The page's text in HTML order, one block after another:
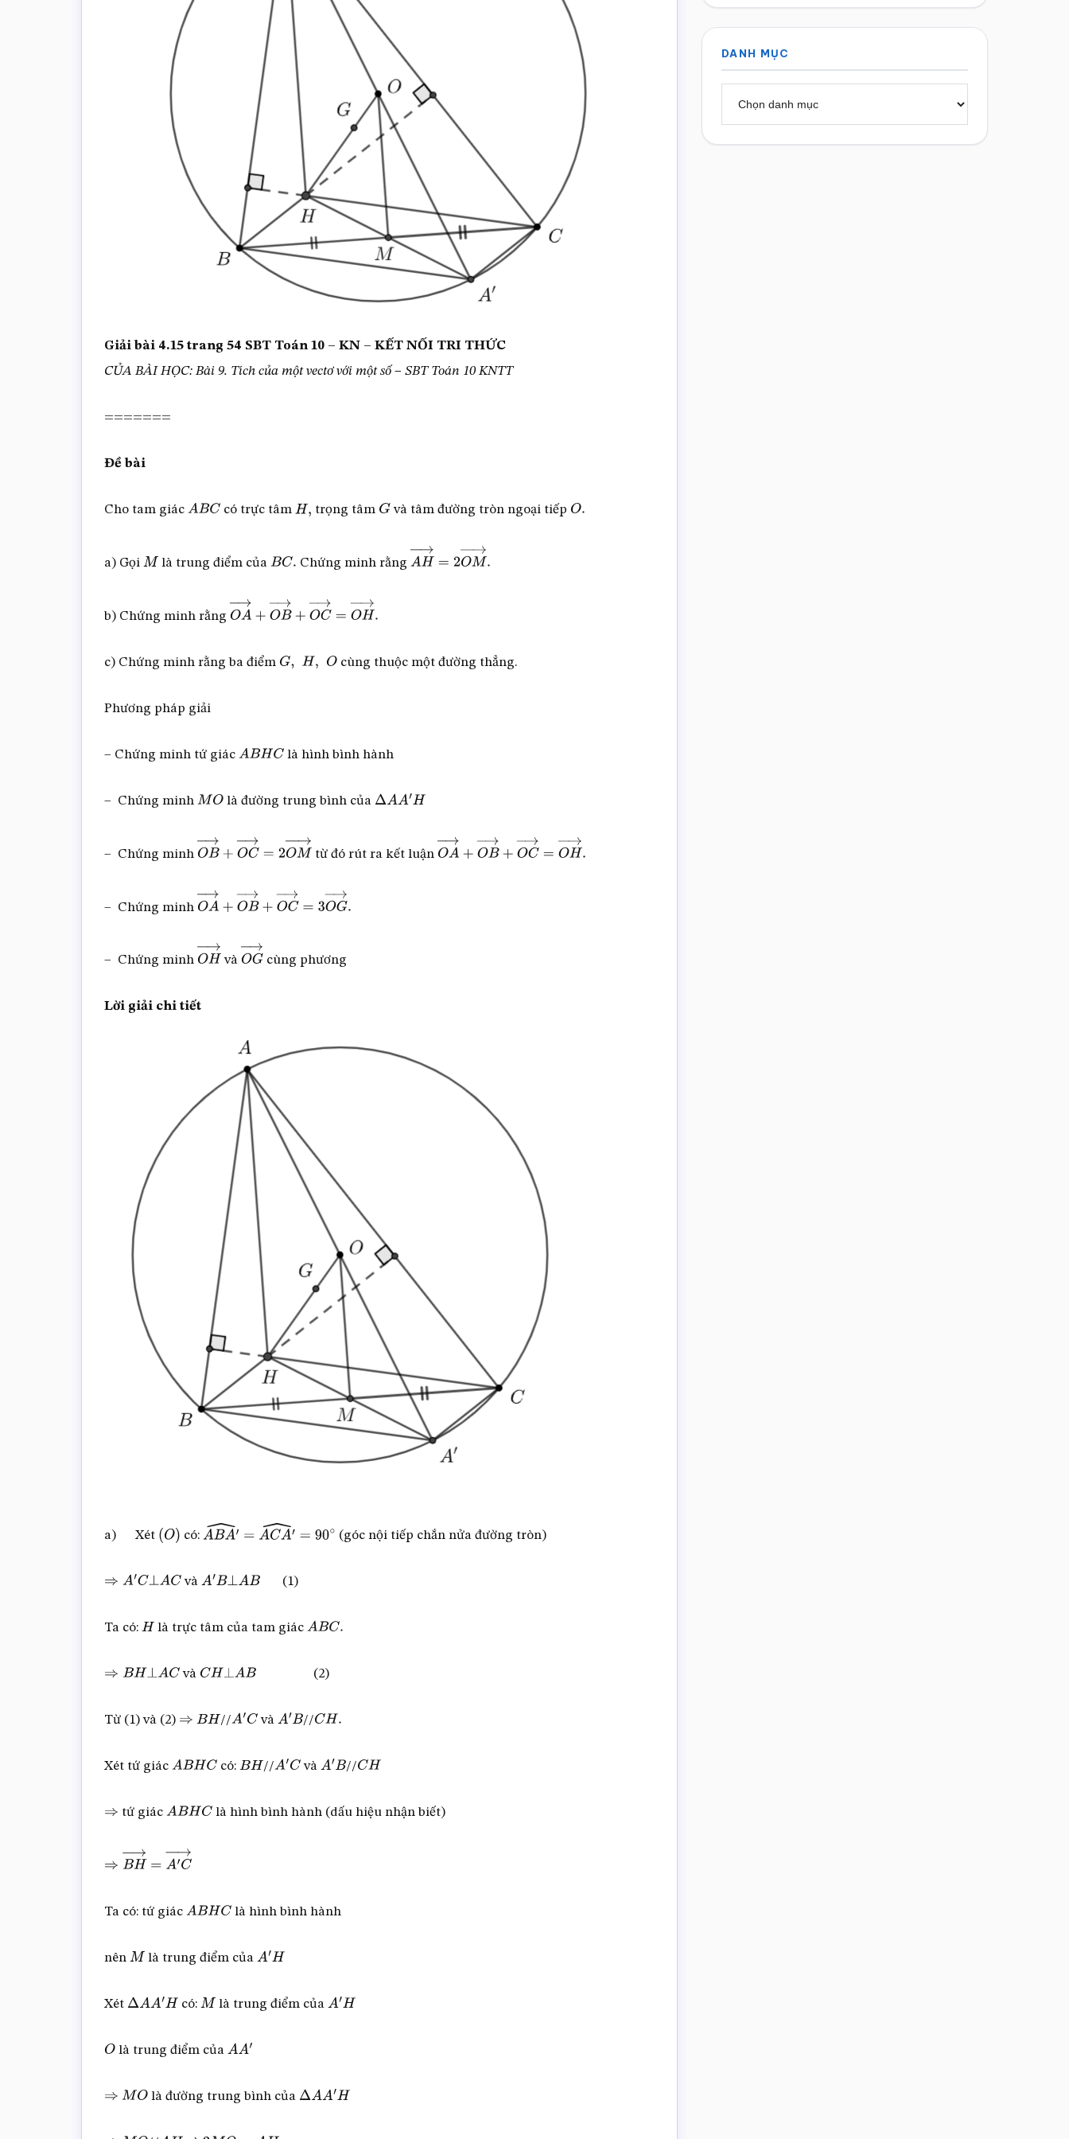
Giải bài 4.15 trang 54 SBT Toán 10 – KN – KẾT NỐI TRI THỨC
CỦA BÀI HỌC: Bài 9. Tích của một vectơ với một số – SBT Toán 10 KNTT
=======
Đề bài
Cho tam giác ABC có trực tâmH , trọng tâm G và tâm đường tròn ngoại tiếp O.
a) Gọi M là trung điểm củaBC. Chứng minh rằng AH→= 2OM→
b) Chứng minh rằng OA→ +OB→ +O C →=OH →
c) Chứng minh rằng ba điểm G,H ,O cùng thuộc một đường thẳng.
Phương pháp giải
– Chứng minh tứ giác ABHC là hình bình hành
– Chứng minh MO là đường trung bình của ΔAA′H
– Chứng minh OB→+ O C =2OM→từ đó rút ra kết luận OA→ +OB→ +O C →=OH →
– Chứng minh OA→ +OB→ +OC →=3OG→
– Chứng minh OH→và O G→cùng phương
Lời giải chi tiết
a) Xét (O) có: ABA′^ =A CA′^= 90 ∘ (góc nội tiếp chắn nửa đường tròn)
⇒ A′C ⊥AC vàA′ B⊥AB (1)
Ta có: H là trực tâm của tam giácABC.
⇒ H⊥AC và CH⊥AB (2)
Từ (1) và (2) ⇒ BH //A′ C và A′ B //CH.
Xét tứ giác ABHC có:BH //A′ C và A′ B //CH
⇒ tứ giácABHC là hình bình hành (dấu hiệu nhận biết)
⇒ H→ =A ′C →
Ta có: tứ giác ABHC là hình bình hành
nên M là trung điểm củaA′ H
Xét ΔAA′H có: M là trung điểm của A′ H
Olà trung điểm của AA′
⇒ MO là đường trung bình của ΔAA′H
DANH MỤC